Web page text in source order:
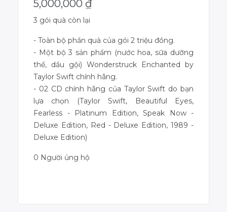
5,000,000 ₫
3 gói quà còn lại
- Toàn bộ phần quà của gói 2 triệu đồng.
- Một bộ 3 sản phẩm (nước hoa, sữa dưỡng
thể, dầu gội) Wonderstruck Enchanted by
Taylor Swift chính hãng.
- 02 CD chính hãng của Taylor Swift do bạn
lựa chọn (Taylor Swift, Beautiful Eyes,
Fearless - Platinum Edition, Speak Now -
Deluxe Edition, Red - Deluxe Edition, 1989 -
Deluxe Edition)
0 Người ủng hộ